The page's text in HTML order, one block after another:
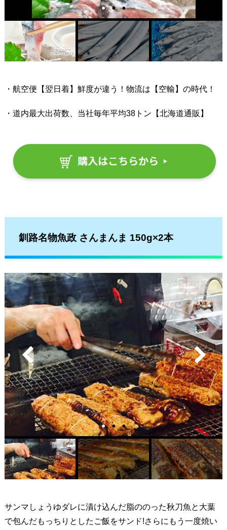
・航空便【翌日着】鮮度が違う！物流は【空輸】の時代！
・道内最大出荷数、当社毎年平均38トン【北海道通販】
釧路名物魚政 さんまんま 150g×2本
サンマしょうゆダレに漬け込んだ脂ののった秋刀魚と大葉
で包んだもっちりとしたご飯をサンド!さらにもう一度焼い